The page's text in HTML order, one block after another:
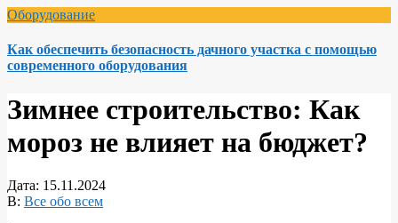
Оборудование
Как обеспечить безопасность дачного участка с помощью
современного оборудования
Зимнее строительство: Как
мороз не влияет на бюджет?
Дата: 15.11.2024
В: Все обо всем